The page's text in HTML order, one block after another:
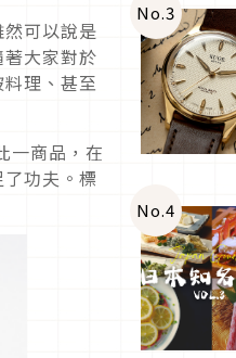
可以說是
大家對於
理、甚至
一商品，在
功夫。標
No.3
No.4